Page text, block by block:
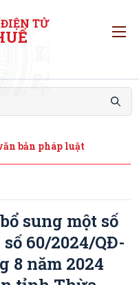
ĐIỆN TỬ
bản pháp luật
sung một số
60/2024/QĐ-
8 năm 2024